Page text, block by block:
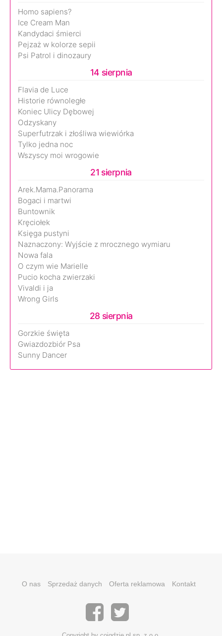
Homo sapiens?
Ice Cream Man
Kandydaci śmierci
Pejzaż w kolorze sepii
Psi Patrol i dinozaury
14 sierpnia
Flavia de Luce
Historie równoległe
Koniec Ulicy Dębowej
Odzyskany
Superfutrzak i złośliwa wiewiórka
Tylko jedna noc
Wszyscy moi wrogowie
21 sierpnia
Arek.Mama.Panorama
Bogaci i martwi
Buntownik
Kręciołek
Księga pustyni
Naznaczony: Wyjście z mrocznego wymiaru
Nowa fala
O czym wie Marielle
Pucio kocha zwierzaki
Vivaldi i ja
Wrong Girls
28 sierpnia
Gorzkie święta
Gwiazdozbiór Psa
Sunny Dancer
O nas Sprzedaż danych Oferta reklamowa Kontakt